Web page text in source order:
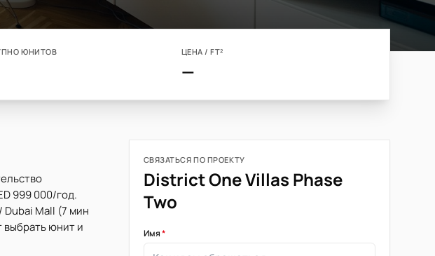
ЮНИТОВ ЦЕНА / FT²
—
999 000/год.
Mall (7 мин
выбрать юнит и
СВЯЗАТЬСЯ ПО ПРОЕКТУ
District One Villas Phase
Two
Имя*